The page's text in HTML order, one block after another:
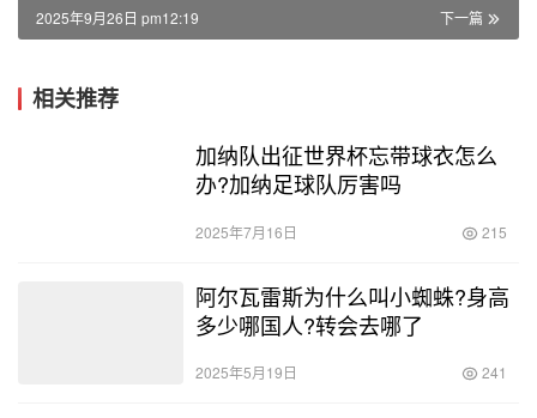
下一篇
2025年9月26日 pm12:19
相关推荐
加纳队出征世界杯忘带球衣怎么
办?加纳足球队厉害吗
2025年7月16日 215
阿尔瓦雷斯为什么叫小蜘蛛?身高
多少哪国人?转会去哪了
2025年5月19日 241